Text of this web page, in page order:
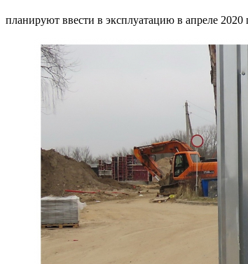
планируют ввести в эксплуатацию в апреле